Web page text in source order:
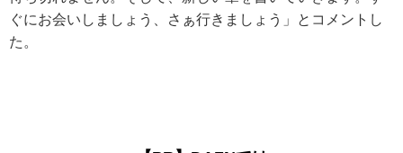
ぐにお会いしましょう、さぁ行きましょう」とコメントし
た。